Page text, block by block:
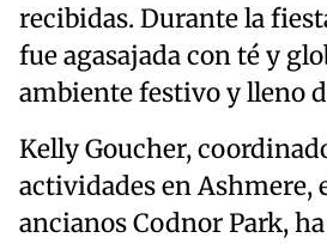
recibidas. Durante la
fue agasajada con té y
ambiente festivo y lleno
Kelly Goucher,
actividades en Ashmere,
ancianos Codnor Park,